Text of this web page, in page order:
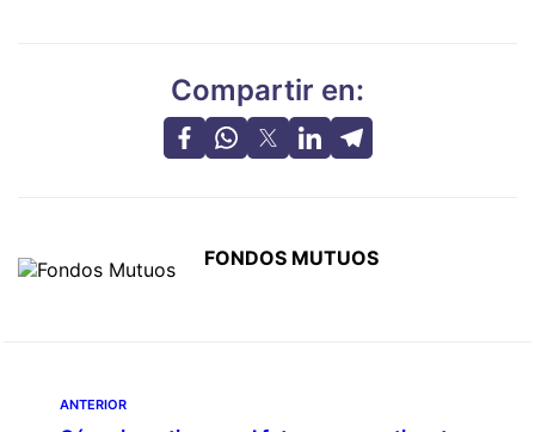
Compartir en:
FONDOS MUTUOS
ANTERIOR